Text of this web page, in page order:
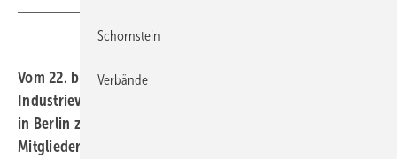
Vom 22. bis 23. Mai 2025 kamen die Mitglieder des HKI
Industrieverbandes Haus-, Heiz- und Küchentechnik e. V.
in Berlin zur Fachverbandssitzung und
Mitgliederversammlung zusammen. Im Mittelpunkt
Schornstein
Verbände